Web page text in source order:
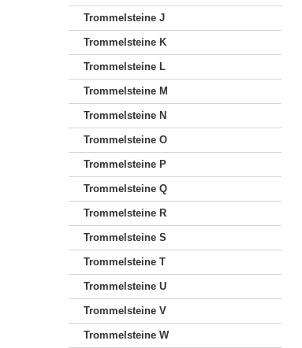
Trommelsteine J
Trommelsteine K
Trommelsteine L
Trommelsteine M
Trommelsteine N
Trommelsteine O
Trommelsteine P
Trommelsteine Q
Trommelsteine R
Trommelsteine S
Trommelsteine T
Trommelsteine U
Trommelsteine V
Trommelsteine W